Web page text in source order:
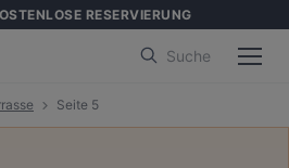
RESERVIERUNG
Suche
Seite 5